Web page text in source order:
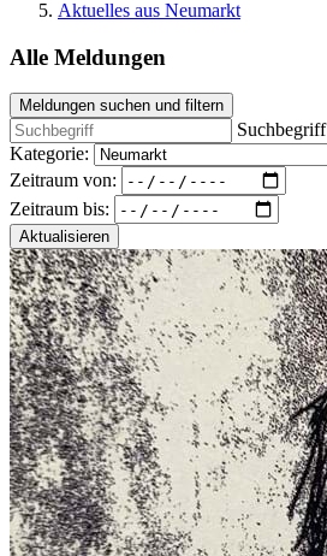
Aktuelles aus Neumarkt
Alle Meldungen
Meldungen suchen und filtern
Suchbegriff
Kategorie:
Zeitraum von:
Zeitraum bis:
Aktualisieren